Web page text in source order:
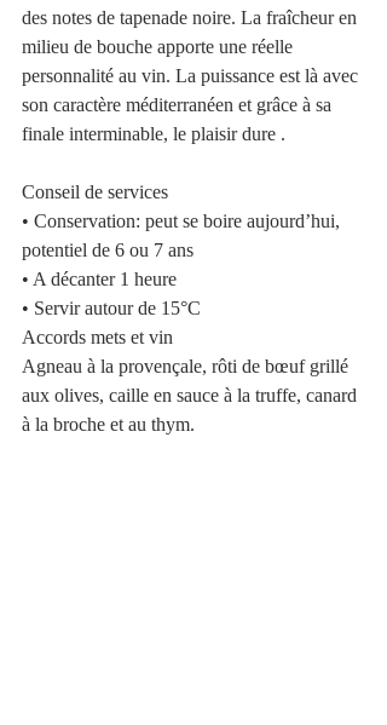
des notes de tapenade noire. La fraîcheur en
milieu de bouche apporte une réelle
personnalité au vin. La puissance est là avec
son caractère méditerranéen et grâce à sa
finale interminable, le plaisir dure .
Conseil de services
• Conservation: peut se boire aujourd’hui,
potentiel de 6 ou 7 ans
• A décanter 1 heure
• Servir autour de 15°C
Accords mets et vin
Agneau à la provençale, rôti de bœuf grillé
aux olives, caille en sauce à la truffe, canard
à la broche et au thym.